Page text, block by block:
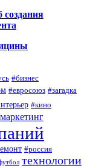
#бизнес
#евросоюз #загадка
#кино
#россия
технологии